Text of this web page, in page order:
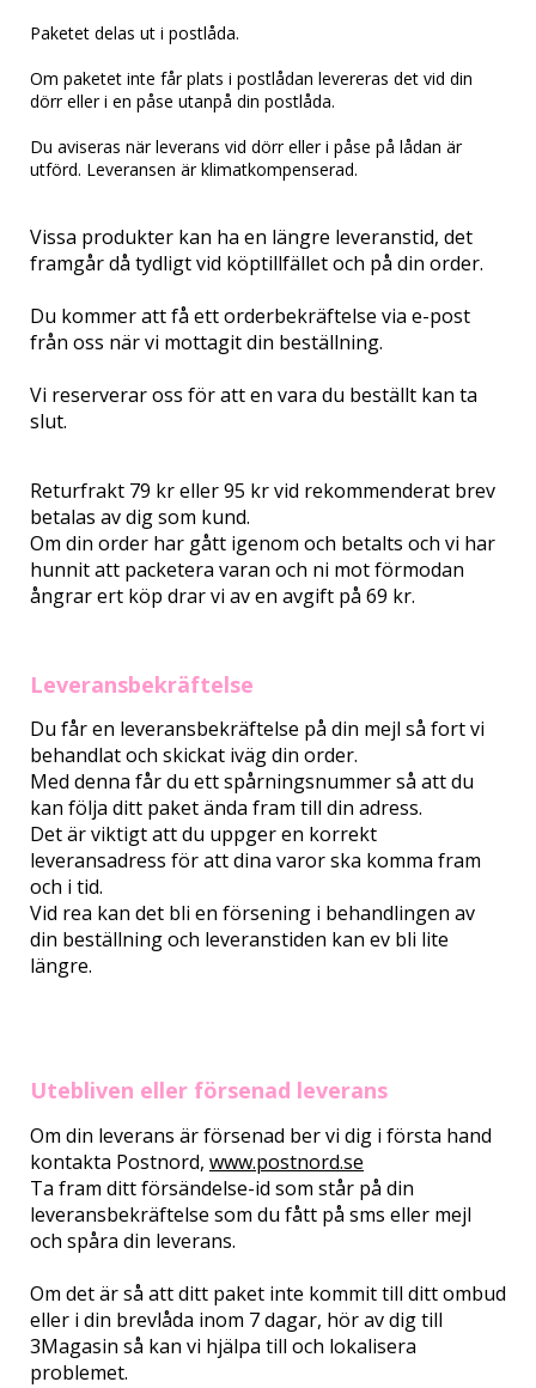
Paketet delas ut i postlåda.
Om paketet inte får plats i postlådan levereras det vid din
dörr eller i en påse utanpå din postlåda.
Du aviseras när leverans vid dörr eller i påse på lådan är
utförd. Leveransen är klimatkompenserad.
Vissa produkter kan ha en längre leveranstid, det
framgår då tydligt vid köptillfället och på din order.
Du kommer att få ett orderbekräftelse via e-post
från oss när vi mottagit din beställning.
Vi reserverar oss för att en vara du beställt kan ta
slut.
Returfrakt 79 kr eller 95 kr vid rekommenderat brev
betalas av dig som kund.
Om din order har gått igenom och betalts och vi har
hunnit att packetera varan och ni mot förmodan
ångrar ert köp drar vi av en avgift på 69 kr.
Leveransbekräftelse
Du får en leveransbekräftelse på din mejl så fort vi
behandlat och skickat iväg din order.
Med denna får du ett spårningsnummer så att du
kan följa ditt paket ända fram till din adress.
Det är viktigt att du uppger en korrekt
leveransadress för att dina varor ska komma fram
och i tid.
Vid rea kan det bli en försening i behandlingen av
din beställning och leveranstiden kan ev bli lite
längre.
Utebliven eller försenad leverans
Om din leverans är försenad ber vi dig i första hand
kontakta Postnord, www.postnord.se
Ta fram ditt försändelse-id som står på din
leveransbekräftelse som du fått på sms eller mejl
och spåra din leverans.
Om det är så att ditt paket inte kommit till ditt ombud
eller i din brevlåda inom 7 dagar, hör av dig till
3Magasin så kan vi hjälpa till och lokalisera
problemet.